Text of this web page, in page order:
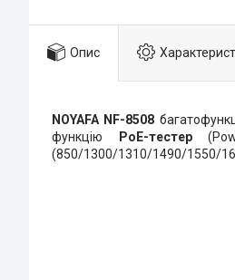
Опис
NOYAFA NF-8508
функцію
PoE-тестер
(850/1300/1310/1490/1550/